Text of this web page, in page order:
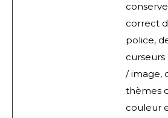
correct
police,
/ image,
thèmes
couleur